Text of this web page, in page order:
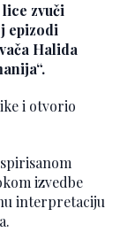
zvuči
epizodi
Halida
i otvorio
izvedbe
interpretaciju